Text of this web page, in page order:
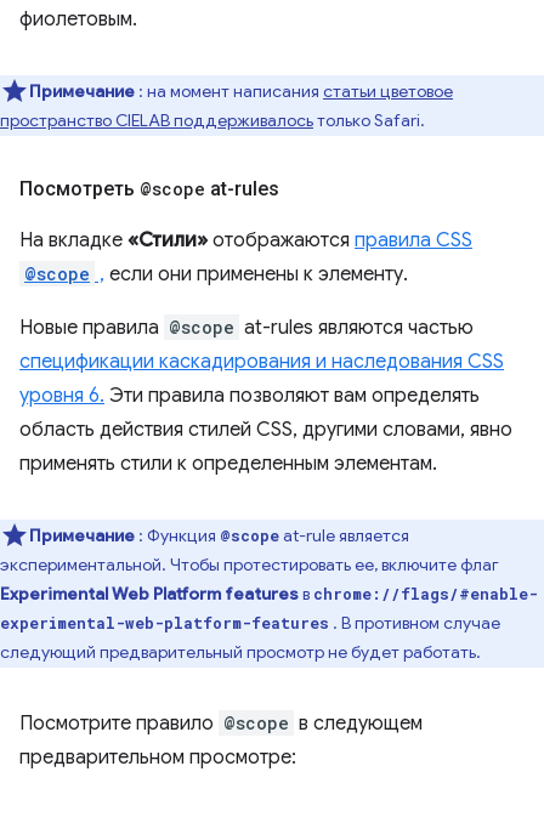
фиолетовым.
Примечание : на момент написания статьи цветовое
пространство CIELAB поддерживалосьтолько Safari.
Посмотреть @scope at-rules
На вкладке «Стили» отображаются правила CSS
@scope , если они применены к элементу.
Новые правила @scope at-rules являются частью
спецификации каскадирования и наследования CSS
уровня 6. Эти правила позволяют вам определять
область действия стилей CSS, другими словами, явно
применять стили к определенным элементам.
Примечание : Функция @scopeat-rule является
экспериментальной. Чтобы протестировать ее, включите флаг
Experimental Web Platform featuresв chrome://flags/#enable-
experimental-web-platform-features . В противном случае
следующий предварительный просмотр не будет работать.
Посмотрите правило @scope в следующем
предварительном просмотре: